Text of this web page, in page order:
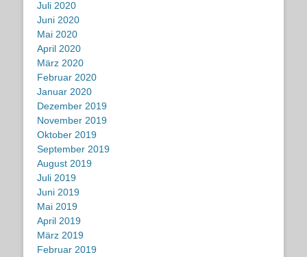
Juli 2020
Juni 2020
Mai 2020
April 2020
März 2020
Februar 2020
Januar 2020
Dezember 2019
November 2019
Oktober 2019
September 2019
August 2019
Juli 2019
Juni 2019
Mai 2019
April 2019
März 2019
Februar 2019